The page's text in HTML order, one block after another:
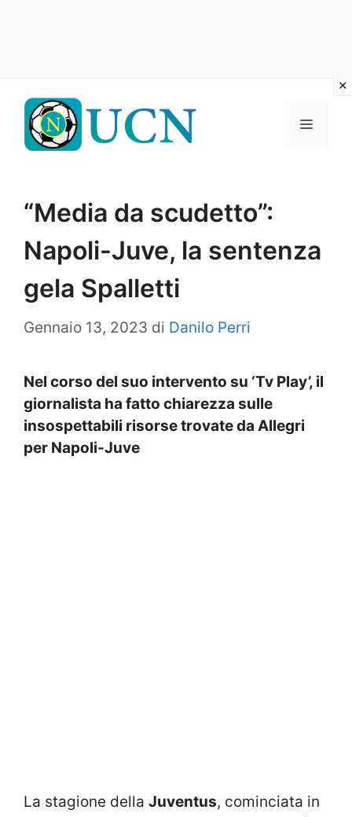
contenuto
Menu
“Media da scudetto”:
Napoli-Juve, la sentenza
gela Spalletti
Gennaio 13, 2023 di Danilo Perri
Nel corso del suo intervento su ‘Tv Play’, il
giornalista ha fatto chiarezza sulle
insospettabili risorse trovate da Allegri
per Napoli-Juve
La stagione della Juventus, cominciata in